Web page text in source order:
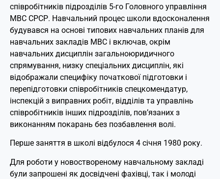
співробітників підрозділів 5-го Головного управління
МВС СРСР. Навчальний процес школи вдосконалення
будувався на основі типових навчальних планів для
навчальних закладів МВС і включав, окрім
навчальних дисциплін загальноюридичного
спрямування, низку спеціальних дисциплін, які
відображали специфіку початкової підготовки і
перепідготовки співробітників спецкомендатур,
інспекцій з виправних робіт, відділів та управлінь
співробітників інших підрозділів, пов’язаних з
виконанням покарань без позбавлення волі.
Перше заняття в школі відбулося 4 січня 1980 року.
Для роботи у новоствореному навчальному закладі
були запрошені як досвідчені фахівці, так і молоді